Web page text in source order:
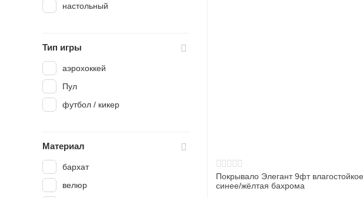
Покрывало Элегант 9фт влагостойкое
синее/жёлтая бахрома
настольный
Тип игры
аэрохоккей
Пул
футбол / кикер
Материал
бархат
велюр